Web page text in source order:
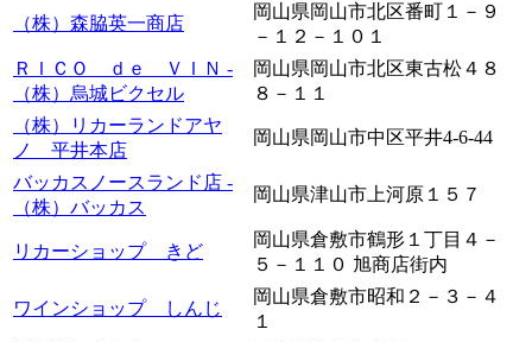
（株）森脇英一商店
岡山県岡山市北区番町１－９
－１２－１０１
ＲＩＣＯ ｄｅ ＶＩＮ -
（株）烏城ビクセル
岡山県岡山市北区東古松４８
８－１１
（株）リカーランドアヤ
ノ 平井本店
岡山県岡山市中区平井4-6-44
バッカスノースランド店 -
（株）バッカス
岡山県津山市上河原１５７
リカーショップ きど
岡山県倉敷市鶴形１丁目４－
５－１１０ 旭商店街内
ワインショップ しんじ
岡山県倉敷市昭和２－３－４
１